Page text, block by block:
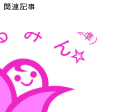
関連記事